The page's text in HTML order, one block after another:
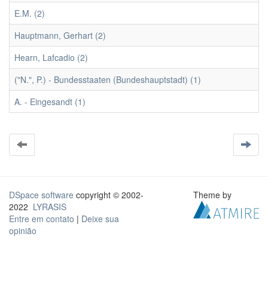
E.M. (2)
Hauptmann, Gerhart (2)
Hearn, Lafcadio (2)
("N.", P.) - Bundesstaaten (Bundeshauptstadt) (1)
A. - Eingesandt (1)
DSpace software copyright © 2002-
2022 LYRASIS
Entre em contato | Deixe sua
opinião
Theme by